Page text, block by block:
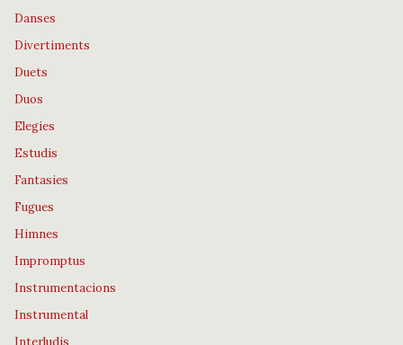
Danses
Divertiments
Duets
Duos
Elegies
Estudis
Fantasies
Fugues
Himnes
Impromptus
Instrumentacions
Instrumental
Interludis